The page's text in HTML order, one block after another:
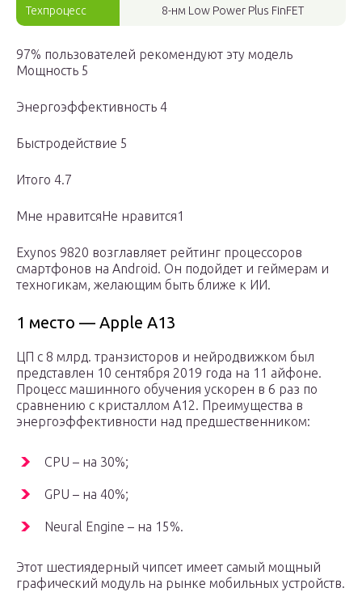
Техпроцесс 8-нм Low Power Plus FinFET
97% пользователей рекомендуют эту модель
Мощность 5
Энергоэффективность 4
Быстродействие 5
Итого 4.7
Мне нравитсяНе нравится1
Exynos 9820 возглавляет рейтинг процессоров
смартфонов на Android. Он подойдет и геймерам и
техногикам, желающим быть ближе к ИИ.
1 место — Apple A13
ЦП c 8 млрд. транзисторов и нейродвижком был
представлен 10 сентября 2019 года на 11 айфоне.
Процесс машинного обучения ускорен в 6 раз по
сравнению с кристаллом A12. Преимущества в
энергоэффективности над предшественником:
CPU – на 30%;
GPU – на 40%;
Neural Engine – на 15%.
Этот шестиядерный чипсет имеет самый мощный
графический модуль на рынке мобильных устройств.